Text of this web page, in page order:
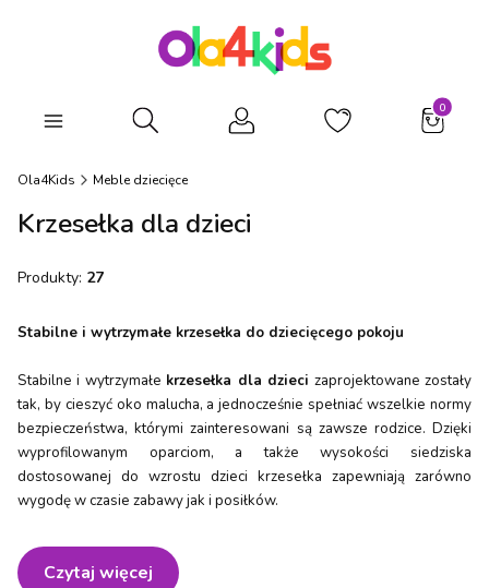
Otwórz wyszukiwarkę
Ola4Kids Meble dziecięce
Krzesełka dla dzieci
Produkty: 27
Stabilne i wytrzymałe krzesełka do dziecięcego pokoju
Stabilne i wytrzymałe krzesełka dla dzieci zaprojektowane zostały
tak, by cieszyć oko malucha, a jednocześnie spełniać wszelkie normy
bezpieczeństwa, którymi zainteresowani są zawsze rodzice. Dzięki
wyprofilowanym oparciom, a także wysokości siedziska
dostosowanej do wzrostu dzieci krzesełka zapewniają zarówno
wygodę w czasie zabawy jak i posiłków.
Czytaj więcej